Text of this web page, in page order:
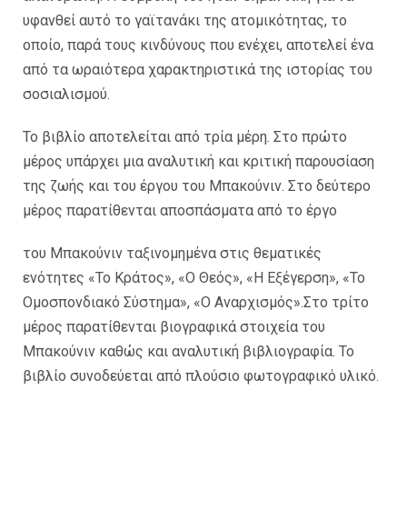
υφανθεί αυτό το γαϊτανάκι της ατομικότητας, το
οποίο, παρά τους κινδύνους που ενέχει, αποτελεί ένα
από τα ωραιότερα χαρακτηριστικά της ιστορίας του
σοσιαλισμού.
Το βιβλίο αποτελείται από τρία μέρη. Στο πρώτο
μέρος υπάρχει μια αναλυτική και κριτική παρουσίαση
της ζωής και του έργου του Μπακούνιν. Στο δεύτερο
μέρος παρατίθενται αποσπάσματα από το έργο
του Μπακούνιν ταξινομημένα στις θεματικές
ενότητες «Το Κράτος», «Ο Θεός», «Η Εξέγερση», «Το
Ομοσπονδιακό Σύστημα», «Ο Αναρχισμός».Στο τρίτο
μέρος παρατίθενται βιογραφικά στοιχεία του
Μπακούνιν καθώς και αναλυτική βιβλιογραφία. Το
βιβλίο συνοδεύεται από πλούσιο φωτογραφικό υλικό.